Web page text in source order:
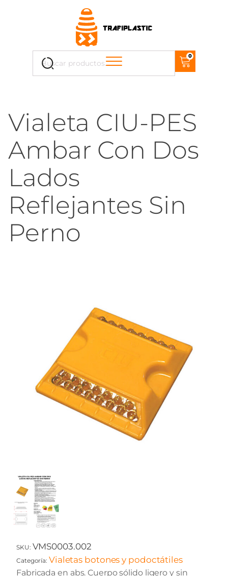
Buscar
por:
Cuando hay resultados autocompletados,
0
Vialeta CIU-PES
Ambar Con Dos
Lados
Reflejantes Sin
Perno
SKU: VMS0003.002
Categoría: Vialetas botones y podoctátiles
Fabricada en abs. Cuerpo sólido ligero y sin